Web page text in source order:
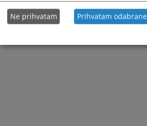
Ne prihvatam Prihvatam odabrane